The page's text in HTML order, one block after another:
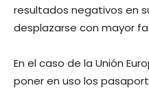
resultados negativos en
desplazarse con mayor
En el caso de la Unión
poner en uso los